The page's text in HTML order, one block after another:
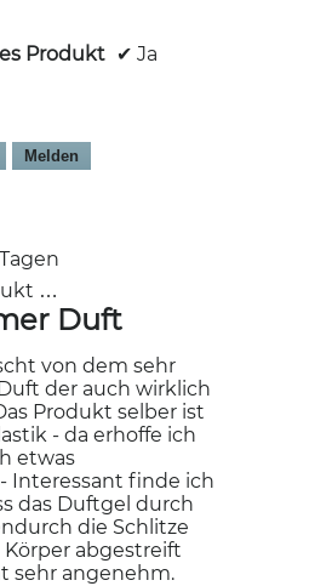
Produkt ✔ Ja
Melden
Gratis-Produkt erhalten
Duft
von dem sehr
der auch wirklich
Produkt selber ist
- da erhoffe ich
etwas
Interessant finde ich
das Duftgel durch
die Schlitze
abgestreift
sehr angenehm.